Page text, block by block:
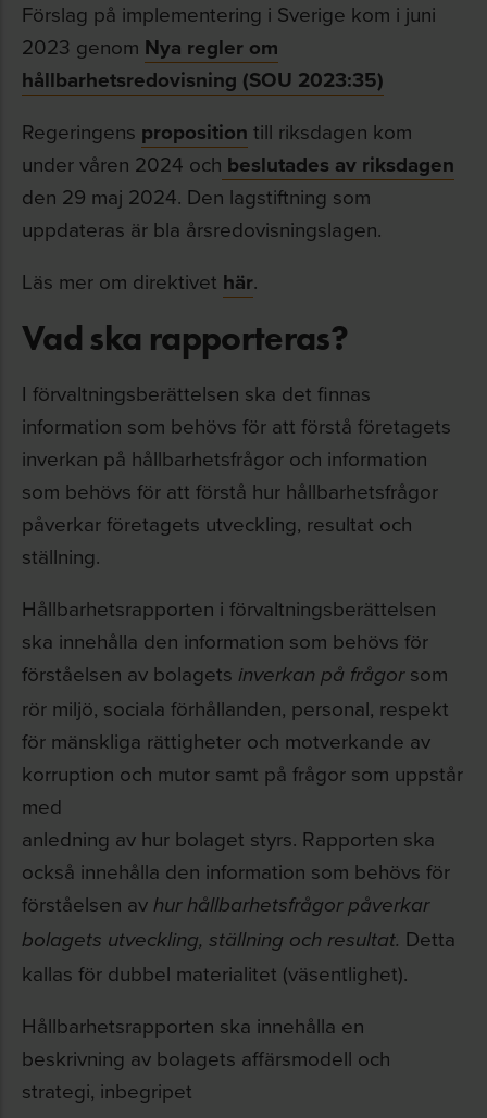
Förslag på implementering i Sverige kom i juni
2023 genom Nya regler om
hållbarhetsredovisning (SOU 2023:35)
Regeringens proposition till riksdagen kom
under våren 2024 och beslutades av riksdagen
den 29 maj 2024. Den lagstiftning som
uppdateras är bla årsredovisningslagen.
Läs mer om direktivet här.
Vad ska rapporteras?
I förvaltningsberättelsen ska det finnas
information som behövs för att förstå företagets
inverkan på hållbarhetsfrågor och information
som behövs för att förstå hur hållbarhetsfrågor
påverkar företagets utveckling, resultat och
ställning.
Hållbarhetsrapporten i förvaltningsberättelsen
ska innehålla den information som behövs för
förståelsen av bolagets inverkan på frågorsom
rör miljö, sociala förhållanden, personal, respekt
för mänskliga rättigheter och motverkande av
korruption och mutor samt på frågor som uppstår
med
anledning av hur bolaget styrs. Rapporten ska
också innehålla den information som behövs för
förståelsen av hur hållbarhetsfrågor påverkar
bolagets utveckling, ställning och resultat. Detta
kallas för dubbel materialitet (väsentlighet).
Hållbarhetsrapporten ska innehålla en
beskrivning av bolagets affärsmodell och
strategi, inbegripet